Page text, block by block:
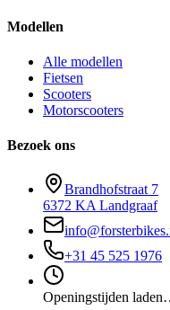
Modellen
Alle modellen
Fietsen
Scooters
Motorscooters
Bezoek ons
Brandhofstraat 7
6372 KA Landgraaf
+31 45 525 1976
Openingstijden